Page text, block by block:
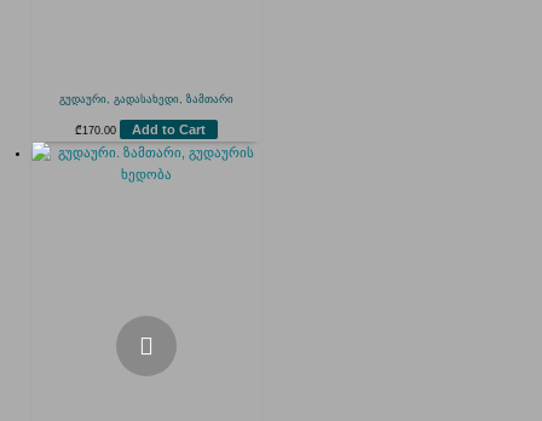
გუდაური, გადასახედი, ზამთარი
₾170.00 Add to Cart